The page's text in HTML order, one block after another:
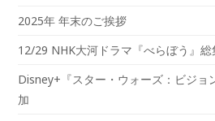
2025年 年末のご挨拶
12/29 NHK大河ドラマ『べらぼう』総
Disney+『スター・ウォーズ：ビジョ
加